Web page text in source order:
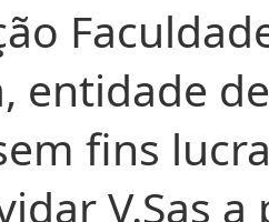
entidade
fins
V.Sas